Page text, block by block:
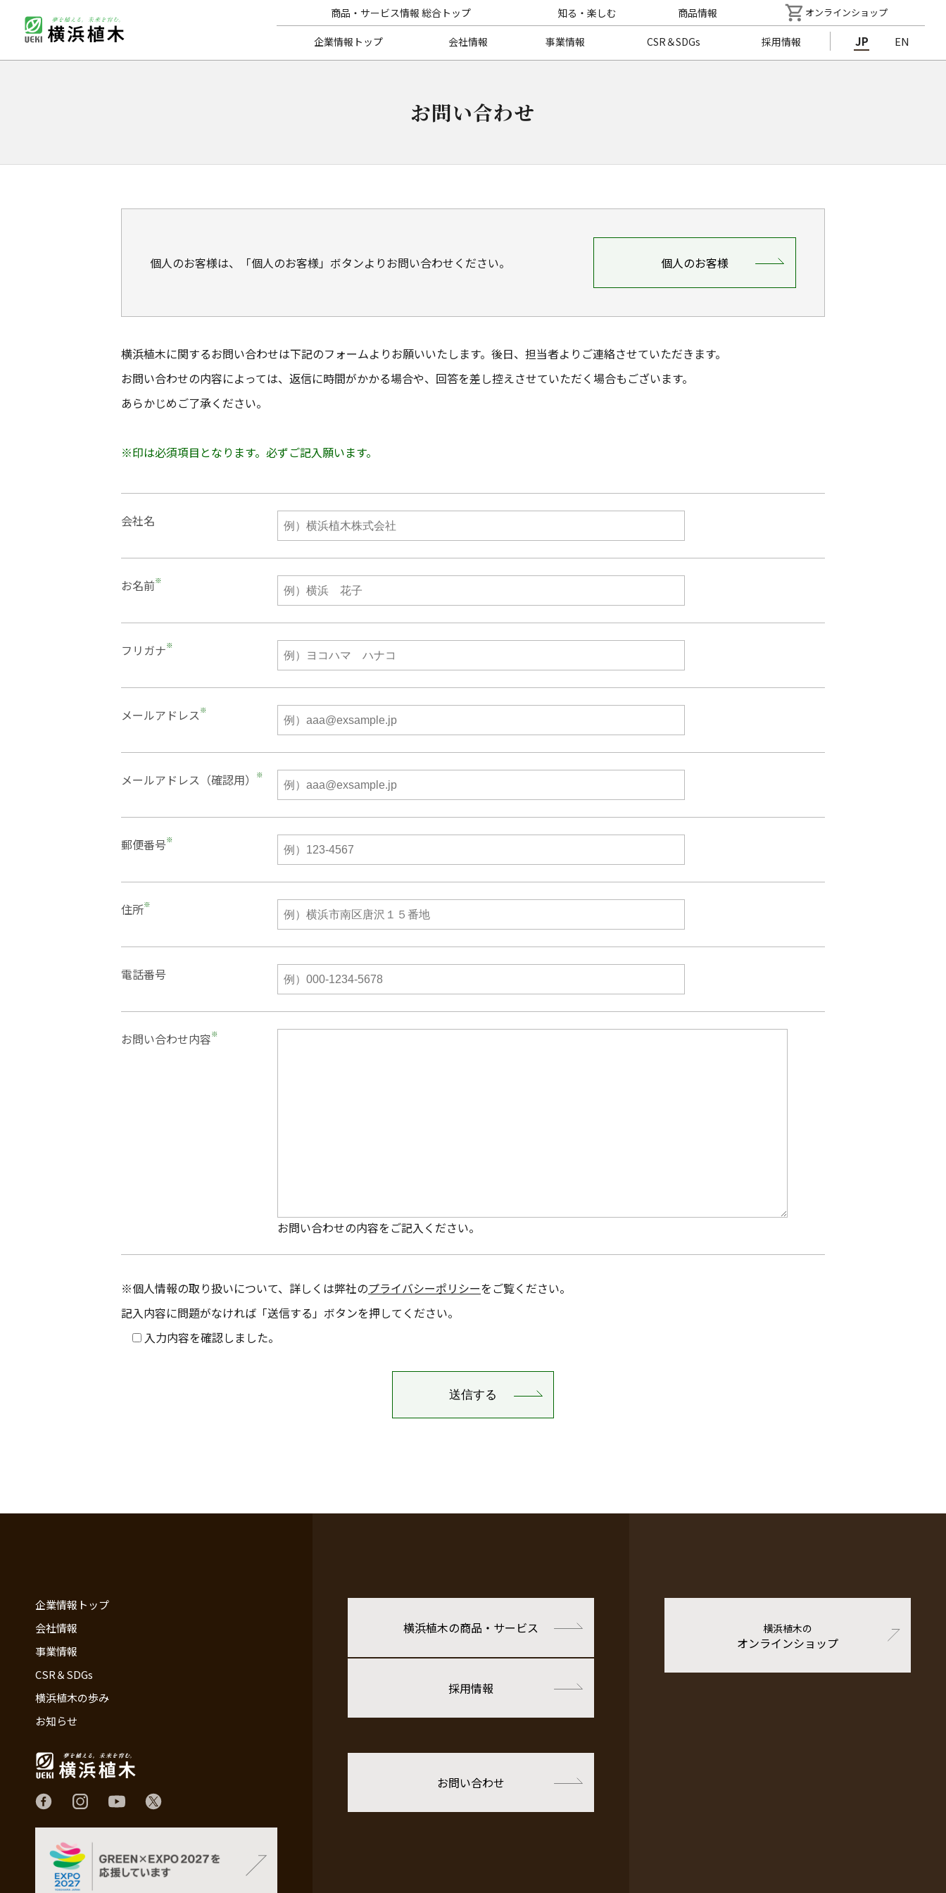
企業情報トップ 会社情報 事業情報 CSR＆SDGs 採用情報 JP EN
商品・サービス情報 総合トップ 知る・楽しむ 商品情報 オンラインショップ
お問い合わせ
個人のお客様は、「個人のお客様」ボタンよりお問い合わせください。 個人のお客様
横浜植木に関するお問い合わせは下記のフォームよりお願いいたします。後日、担当者よりご連絡させていただきます。
お問い合わせの内容によっては、返信に時間がかかる場合や、回答を差し控えさせていただく場合もございます。
あらかじめご了承ください。
※印は必須項目となります。必ずご記入願います。
会社名
お名前※
フリガナ※
メールアドレス※
メールアドレス（確認用） ※
郵便番号※
住所※
電話番号
お問い合わせ内容※
お問い合わせの内容をご記入ください。
※個人情報の取り扱いについて、詳しくは弊社のプライバシーポリシーをご覧ください。
記入内容に問題がなければ「送信する」ボタンを押してください。
入力内容を確認しました。
企業情報トップ
会社情報
事業情報
CSR＆SDGs
横浜植木の歩み
お知らせ
横浜植木の商品・サービス
採用情報
お問い合わせ
横浜植木の
オンラインショップ